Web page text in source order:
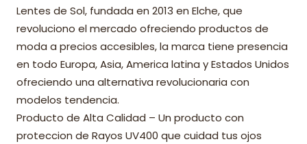
Lentes de Sol, fundada en 2013 en Elche, que
revoluciono el mercado ofreciendo productos de
moda a precios accesibles, la marca tiene presencia
en todo Europa, Asia, America latina y Estados Unidos
ofreciendo una alternativa revolucionaria con
modelos tendencia.
Producto de Alta Calidad – Un producto con
proteccion de Rayos UV400 que cuidad tus ojos